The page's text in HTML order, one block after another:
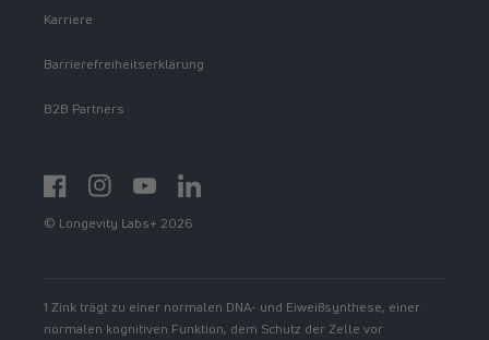
Karriere
Barrierefreiheitserklärung
B2B Partners
FacebookInstagramYouTubehttps://www.linkedin.com/showcase/
© Longevity Labs+ 2026
1 Zink trägt zu einer normalen DNA- und Eiweißsynthese, einer
normalen kognitiven Funktion, dem Schutz der Zelle vor